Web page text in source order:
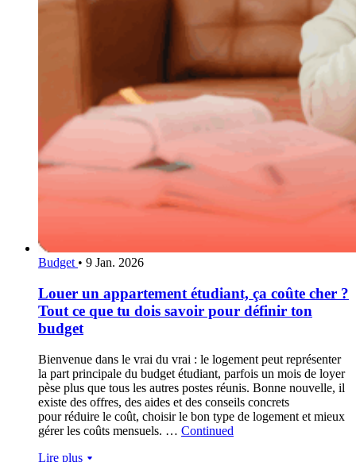
Budget • 9 Jan. 2026
Louer un appartement étudiant, ça coûte cher ?
Tout ce que tu dois savoir pour définir ton
budget
Bienvenue dans le vrai du vrai : le logement peut représenter
la part principale du budget étudiant, parfois un mois de loyer
pèse plus que tous les autres postes réunis. Bonne nouvelle, il
existe des offres, des aides et des conseils concrets
pour réduire le coût, choisir le bon type de logement et mieux
gérer les coûts mensuels. … Continued
Lire plus